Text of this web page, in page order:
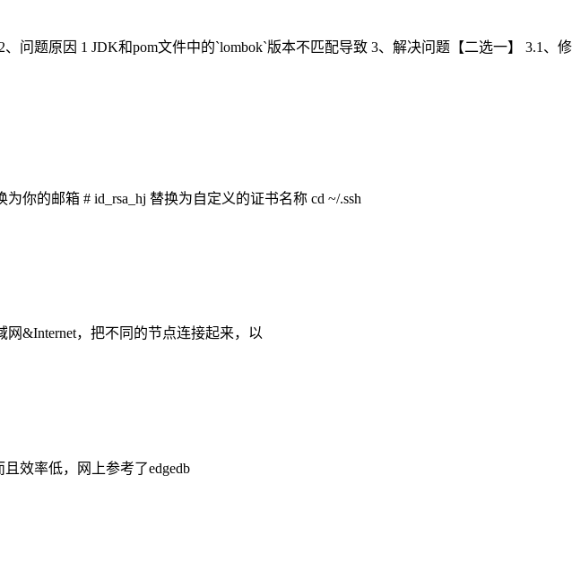
2、问题原因 1 JDK和pom文件中的`lombok`版本不匹配导致 3、解决问题【二选一】 3.1、修
你的邮箱 # id_rsa_hj 替换为自定义的证书名称 cd ~/.ssh
&Internet，把不同的节点连接起来，以
效率低，网上参考了edgedb